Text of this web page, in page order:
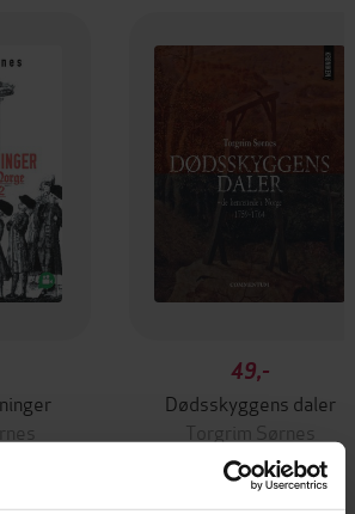
49,-
Dødsskyggens daler
Torgrim Sørnes
EBOK